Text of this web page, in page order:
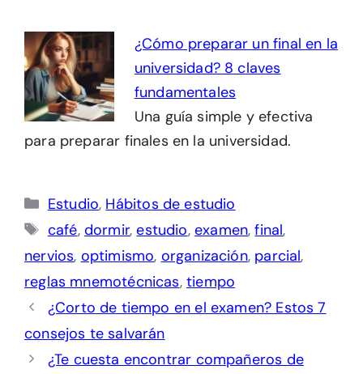
¿Cómo preparar un final en la
universidad? 8 claves
fundamentales
Una guía simple y efectiva
para preparar finales en la universidad.
Categorías
Estudio, Hábitos de estudio
Etiquetas
café, dormir,estudio,examen,final,
nervios, optimismo, organización, parcial,
reglas mnemotécnicas, tiempo
¿Corto de tiempo en el examen? Estos 7
consejos te salvarán
¿Te cuesta encontrar compañeros de